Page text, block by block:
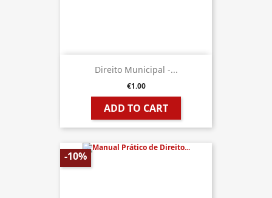
Direito Municipal -...
€1.00
ADD TO CART
-10%